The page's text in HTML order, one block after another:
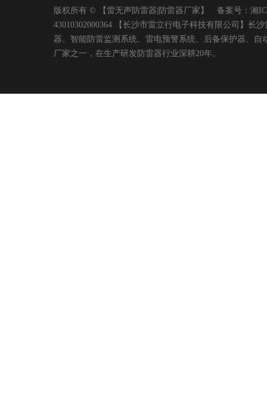
版权所有 © 【雷无声防雷器|防雷器厂家】 备案号： 湘
43010302000364 【长沙市雷立行电子科技有限公司】长
器、智能防雷监测系统、雷电预警系统、后备保护器、
厂家之一，在生产研发防雷器行业深耕20年。